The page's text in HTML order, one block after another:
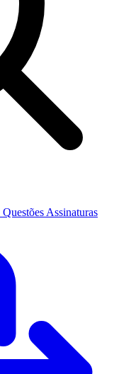
Questões Assinaturas